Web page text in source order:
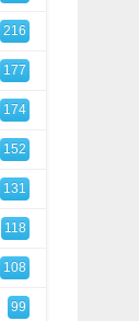
216
177
174
152
131
118
108
99